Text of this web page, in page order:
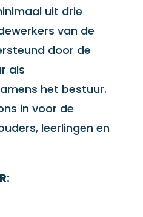
uit drie
van de
door de
als
het bestuur.
in voor de
leerlingen en